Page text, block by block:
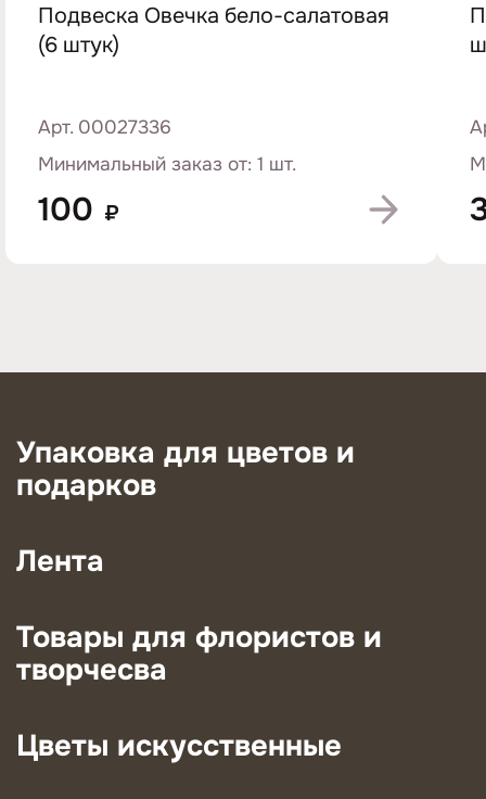
Подвеска Овечка бело-салатовая
(6 штук)
Арт. 00027336
Минимальный заказ от: 1 шт.
100 ₽
Упаковка для цветов и
подарков
Лента
Товары для флористов и
творчесва
Цветы искусственные